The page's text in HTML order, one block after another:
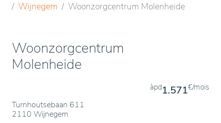
Wijnegem
Woonzorgcentrum Molenheide
Woonzorgcentrum
Molenheide
Turnhoutsebaan 611
2110 Wijnegem
àpd1.571€/mois